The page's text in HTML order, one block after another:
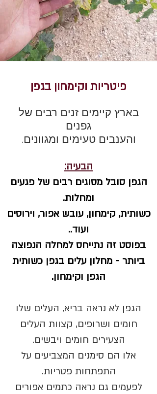
פיטריות וקימחון בגפן
בארץ קיימים זנים רבים של
גפנים
והענבים טעימים ומגוונים.
הבעיה:
הגפן סובל מסוגים רבים של פגעים
ומחלות.
כשותית, קימחון, עובש אפור, וירוסים
ועוד..
בפוסט זה נתייחס למחלה הנפוצה
ביותר - מחלון עלים בגפן כשותית
הגפן וקימחון.
הגפן לא נראה בריא, העלים שלו
חומים ושרופים, קצוות העלים
הצעירים חומים ויבשים.
אלו הם סימנים המצביעים על
התפתחות פטריות.
לפעמים גם נראה כתמים אפורים